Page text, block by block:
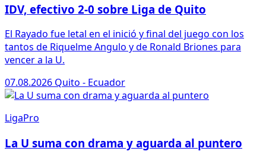
IDV, efectivo 2-0 sobre Liga de Quito
El Rayado fue letal en el inició y final del juego con los
tantos de Riquelme Angulo y de Ronald Briones para
vencer a la U.
07.08.2026 Quito - Ecuador
LigaPro
La U suma con drama y aguarda al puntero